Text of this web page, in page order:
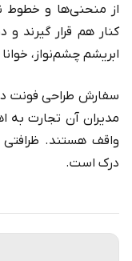
از منحنی‌ها و خطوط
کنار هم قرار گیرند
ابریشم چشم‌نواز،
سفارش طراحی فونت
مدیران آن تجارت
واقف هستند.
درک است.